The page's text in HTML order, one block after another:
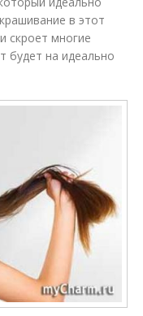
в этот
скроет многие
будет на идеально